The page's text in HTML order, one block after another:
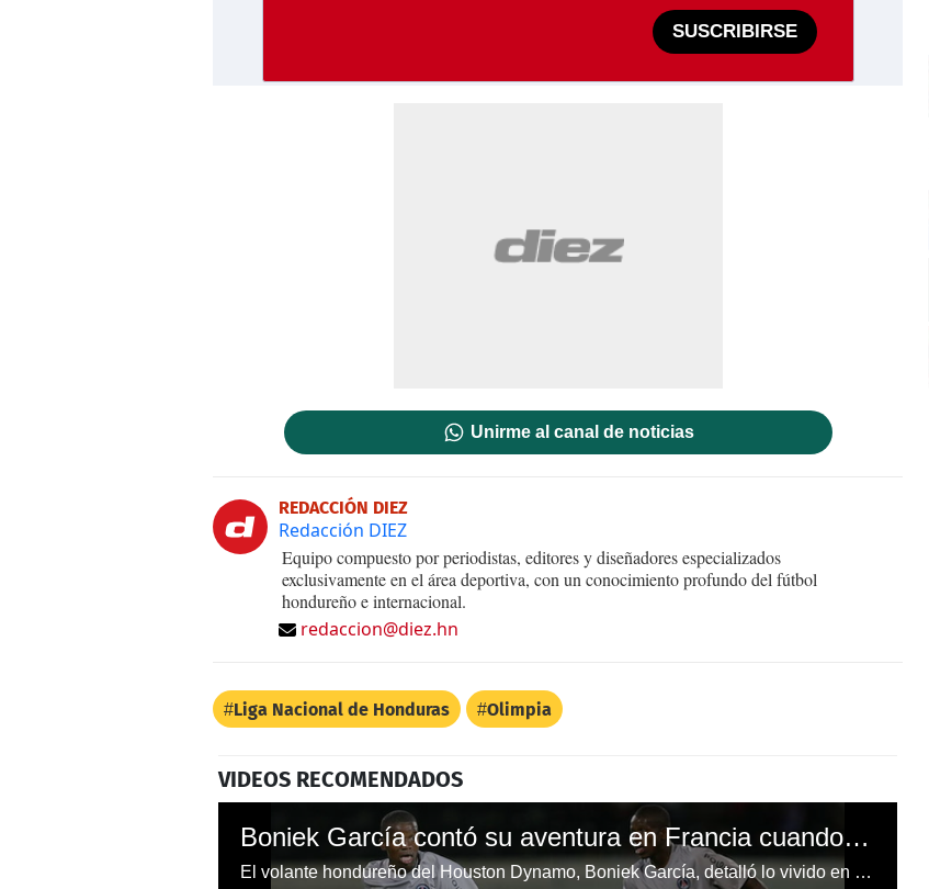
SUSCRIBIRSE
Unirme al canal de noticias
REDACCIÓN DIEZ
Redacción DIEZ
Equipo compuesto por periodistas, editores y diseñadores especializados
exclusivamente en el área deportiva, con un conocimiento profundo del fútbol
hondureño e internacional.
redaccion@diez.hn
Liga Nacional de Honduras Olimpia
VIDEOS RECOMENDADOS
Boniek García contó su aventura en Francia cuando probó suerte con el PSG
El volante hondureño del Houston Dynamo, Boniek García, detalló lo vivido en 2008 cuando probó suerte en el PSG.